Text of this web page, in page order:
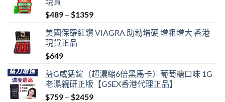
$489 – $1359Price
$489
美國保羅紅鑽 VIAGRA 助勃增硬 增粗增大 香港
現貨正品
$649
益G威猛錠（超濃縮6倍黑馬卡）葡萄糖口味 1G
老濕親研正版【GSEX香港代理正品】
$759 – $2459Price